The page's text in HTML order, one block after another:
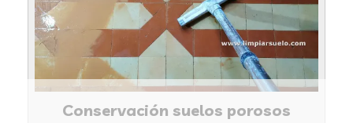
Conservación suelos porosos